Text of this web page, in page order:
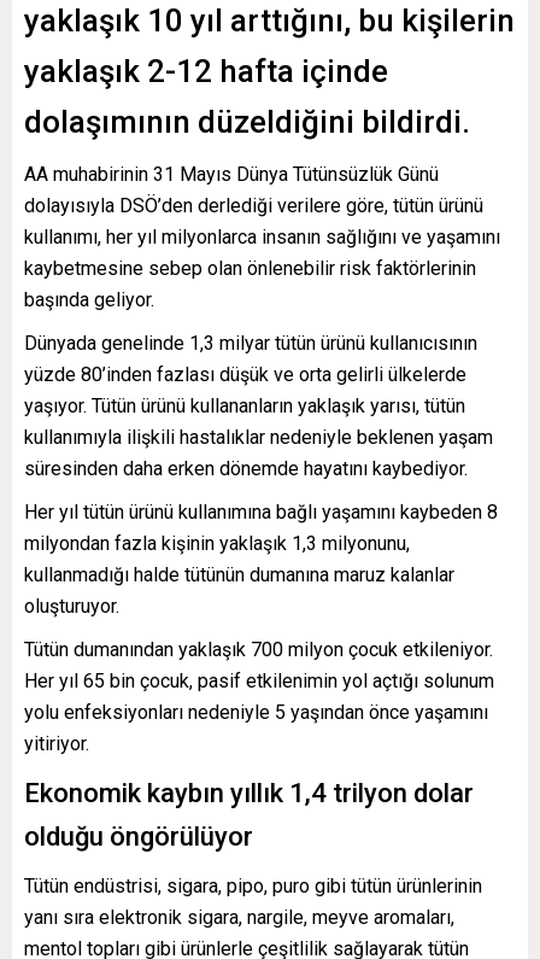
yaklaşık 10 yıl arttığını, bu kişilerin
yaklaşık 2-12 hafta içinde
dolaşımının düzeldiğini bildirdi.
AA muhabirinin 31 Mayıs Dünya Tütünsüzlük Günü
dolayısıyla DSÖ’den derlediği verilere göre, tütün ürünü
kullanımı, her yıl milyonlarca insanın sağlığını ve yaşamını
kaybetmesine sebep olan önlenebilir risk faktörlerinin
başında geliyor.
Dünyada genelinde 1,3 milyar tütün ürünü kullanıcısının
yüzde 80’inden fazlası düşük ve orta gelirli ülkelerde
yaşıyor. Tütün ürünü kullananların yaklaşık yarısı, tütün
kullanımıyla ilişkili hastalıklar nedeniyle beklenen yaşam
süresinden daha erken dönemde hayatını kaybediyor.
Her yıl tütün ürünü kullanımına bağlı yaşamını kaybeden 8
milyondan fazla kişinin yaklaşık 1,3 milyonunu,
kullanmadığı halde tütünün dumanına maruz kalanlar
oluşturuyor.
Tütün dumanından yaklaşık 700 milyon çocuk etkileniyor.
Her yıl 65 bin çocuk, pasif etkilenimin yol açtığı solunum
yolu enfeksiyonları nedeniyle 5 yaşından önce yaşamını
yitiriyor.
Ekonomik kaybın yıllık 1,4 trilyon dolar
olduğu öngörülüyor
Tütün endüstrisi, sigara, pipo, puro gibi tütün ürünlerinin
yanı sıra elektronik sigara, nargile, meyve aromaları,
mentol topları gibi ürünlerle çeşitlilik sağlayarak tütün